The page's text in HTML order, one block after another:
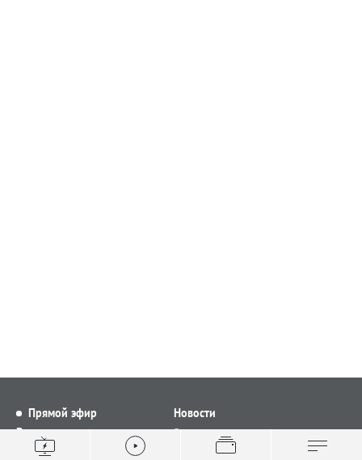
Прямой эфир
Видео
Выпуски новостей
Новости
Все новости
Общество